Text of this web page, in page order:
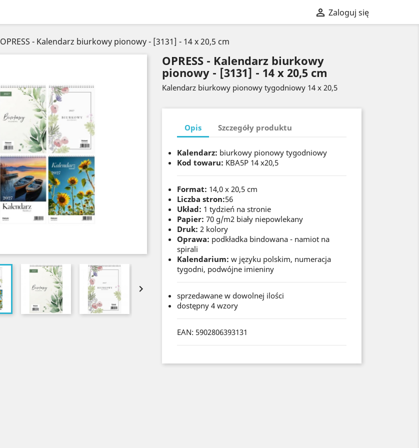
 Zaloguj się
OPRESS - Kalendarz biurkowy pionowy - [3131] - 14 x 20,5 cm

OPRESS - Kalendarz biurkowy
pionowy - [3131] - 14 x 20,5 cm
Kalendarz biurkowy pionowy tygodniowy 14 x 20,5
Opis Szczegóły produktu
Kalendarz: biurkowy pionowy tygodniowy
Kod towaru: KBA5P 14 x20,5
Format: 14,0 x 20,5 cm
Liczba stron:56
Układ: 1 tydzień na stronie
Papier: 70 g/m2 biały niepowlekany
Druk: 2 kolory
Oprawa: podkładka bindowana - namiot na
spirali
Kalendarium: w języku polskim, numeracja
tygodni, podwójne imieniny
sprzedawane w dowolnej ilości
dostępny 4 wzory
EAN: 5902806393131